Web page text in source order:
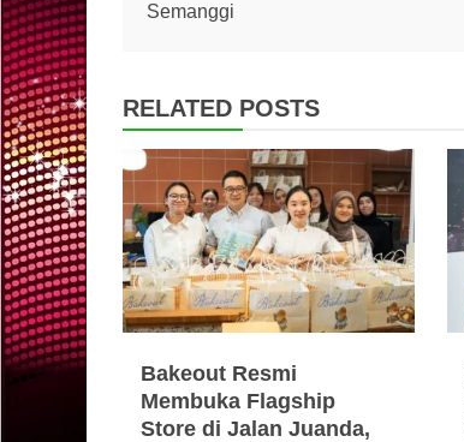
navigation
Semanggi
RELATED POSTS
Bakeout Resmi
Membuka Flagship
Store di Jalan Juanda,